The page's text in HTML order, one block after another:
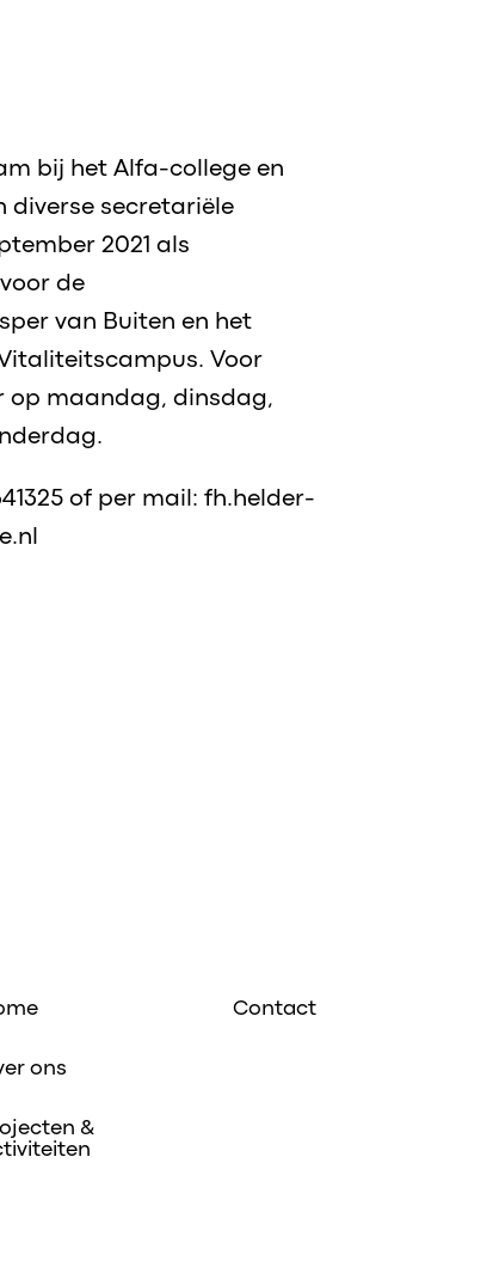
bij het Alfa-college en
diverse secretariële
2021 als
de
van Buiten en het
Voor
op maandag, dinsdag,
of per mail: fh.helder-
ons
&
Contact